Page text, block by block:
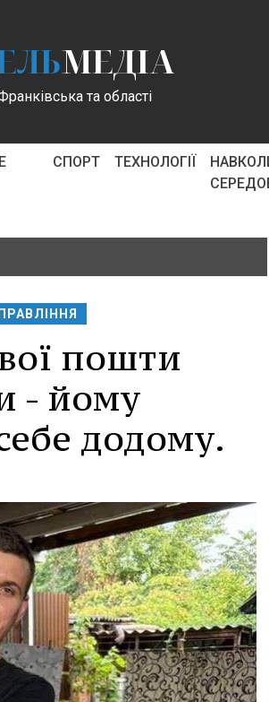
МЕДІА
та області
СПОРТ ТЕХНОЛОГІЇ
пошти
- йому
додому.